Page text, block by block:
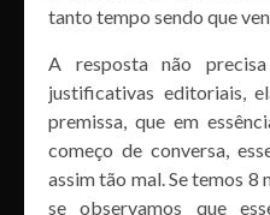
tanto tempo sendo que
A resposta não
justificativas editoriais,
premissa, que em
começo de conversa,
assim tão mal. Se temos 8
se observamos que